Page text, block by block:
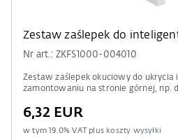
Zestaw zaślepek do
Nr art.: ZKFS1000-004010
Zestaw zaślepek okuciowy do
zamontowaniu na stronie górnej, np.
6,32 EUR
w tym19.0% VAT plus koszty wysyłki